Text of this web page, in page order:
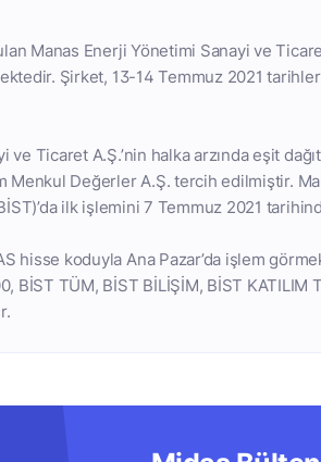
Manas Enerji Yönetimi Sanayi ve
Şirket, 13-14 Temmuz 2021
Ticaret A.Ş.’nin halka arzında eşit
Menkul Değerler A.Ş. tercih edilmiştir.
ilk işlemini 7 Temmuz 2021
hisse koduyla Ana Pazar’da işlem
BİST TÜM, BİST BİLİŞİM, BİST KATILIM